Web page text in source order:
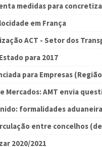
medidas para
em França
ACT - Setor dos
para 2017
para Empresas
Mercados: AMT envia
formalidades
entre concelhos
2020/2021